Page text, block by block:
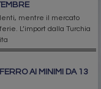
mentre il mercato
L’import dalla Turchia
AI MINIMI DA 13